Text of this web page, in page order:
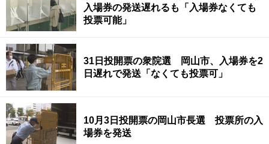
入場券の発送遅れるも「入場券なくても
投票可能」
31日投開票の衆院選 岡山市、入場券を2
日遅れで発送「なくても投票可」
10月3日投開票の岡山市長選 投票所の入
場券を発送